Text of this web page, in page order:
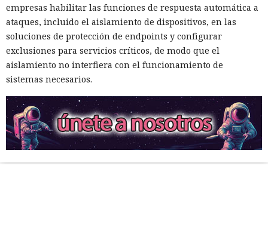
empresas habilitar las funciones de respuesta automática a
ataques, incluido el aislamiento de dispositivos, en las
soluciones de protección de endpoints y configurar
exclusiones para servicios críticos, de modo que el
aislamiento no interfiera con el funcionamiento de
sistemas necesarios.